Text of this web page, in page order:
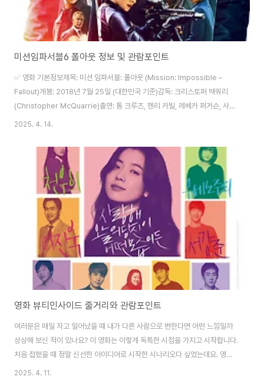
미션임파서블6 폴아웃 정보 및 관람포인트
✅ 영화 기본정보제목: 미션 임파서블: 폴아웃 (Mission: Impossible –
Fallout)개봉: 2018년 7월 25일 (대한민국 기준)감독: 크리스토퍼 맥쿼리
(Christopher McQuarrie)출연: 톰 크루즈, 헨리 카빌, 레베카 퍼거슨, 사이
먼 페그, 빙 라메스 외장르: 액션, 스릴러러닝타임: 147분등급: 12세 이상 관람
팀과 임무를 위해서라면 목숨도 아끼지 않는다.어거스트 워커 (헨리 카빌): CIA
요원. 이단을 감시하는 임무를 맡고 있으나 점차 충돌하게 된다.일사 파우스트
(레베카 퍼거슨): 전직 MI6 요원. 이번에도 이단과 함께 행동하지만, 그녀의 진
짜 의도는 쉽게 파악할 수 없다.벤지..
2025. 4. 14.
영화 뷰티인사이드 줄거리와 관람포인트
여러분은 매일 자고 일어났을 때 내가 다른 사람으로 변한다면 어떤 느낌일까
상상해 보신 적이 있나요? 이 영화는 이렇게 독특한 시점을 가지고 시작합니다.
처음 접했을 때 정말 신선한 아이디어로 시작한 시나리오다 싶었는데요. 영상
과 노래, 한혜주의 이미지가 잘 어우러진 영화란 생각이 들었습니다. 그럼 영화
2025. 4. 11.